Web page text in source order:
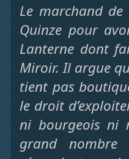
Le marchand de
Quinze pour
Lanterne dont
Miroir. Il argue
tient pas
le droit
ni bourgeois ni
grand nombre